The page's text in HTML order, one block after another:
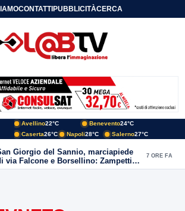
CONTATTIPUBBLICITÀCERCA
Avellino22°C Benevento24°C
Caserta26°C Napoli28°C Salerno27°C
Giorgio del Sannio, marciapiede
via Falcone e Borsellino: Zampetti e
replicano alle polemiche
7 ORE FA